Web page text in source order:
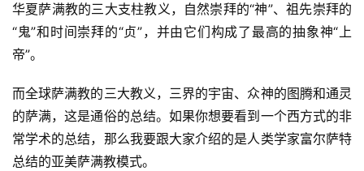
华夏萨满教的三大支柱教义，自然崇拜的“神”、祖先崇拜的
“鬼”和时间崇拜的“贞”，并由它们构成了最高的抽象神“上
帝”。
而全球萨满教的三大教义，三界的宇宙、众神的图腾和通灵
的萨满，这是通俗的总结。如果你想要看到一个西方式的非
常学术的总结，那么我要跟大家介绍的是人类学家富尔萨特
总结的亚美萨满教模式。